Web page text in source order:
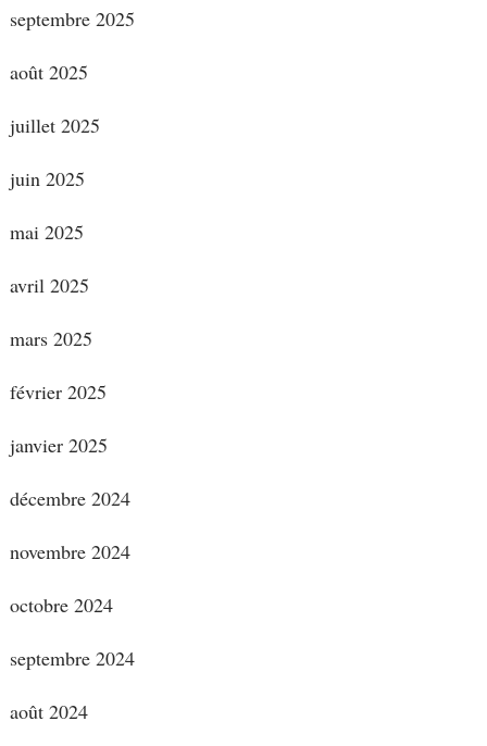
septembre 2025
août 2025
juillet 2025
juin 2025
mai 2025
avril 2025
mars 2025
février 2025
janvier 2025
décembre 2024
novembre 2024
octobre 2024
septembre 2024
août 2024